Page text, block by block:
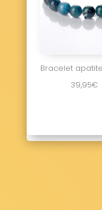
Bracelet
39,95€